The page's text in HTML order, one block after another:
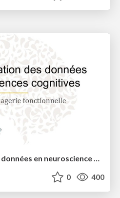
La représentation des données en neuroscience cognitive
0 400